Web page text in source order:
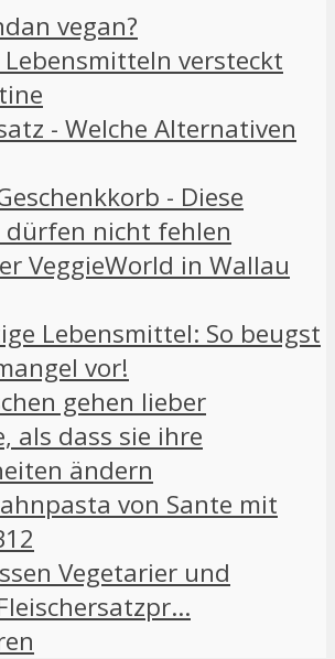
vegan?
Lebensmitteln versteckt
- Welche Alternativen
- Diese
dürfen nicht fehlen
VeggieWorld in Wallau
Lebensmittel: So beugst
vor!
gehen lieber
als dass sie ihre
ändern
von Sante mit
Vegetarier und